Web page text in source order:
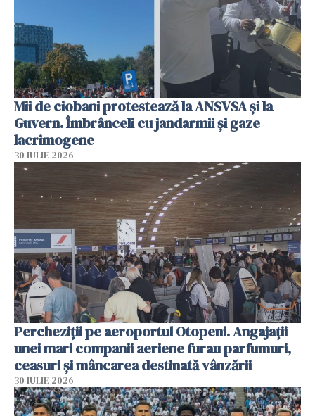
Mii de ciobani protestează la ANSVSA și la
Guvern. Îmbrânceli cu jandarmii și gaze
lacrimogene
30 IULIE 2026
Percheziții pe aeroportul Otopeni. Angajații
unei mari companii aeriene furau parfumuri,
ceasuri și mâncarea destinată vânzării
30 IULIE 2026